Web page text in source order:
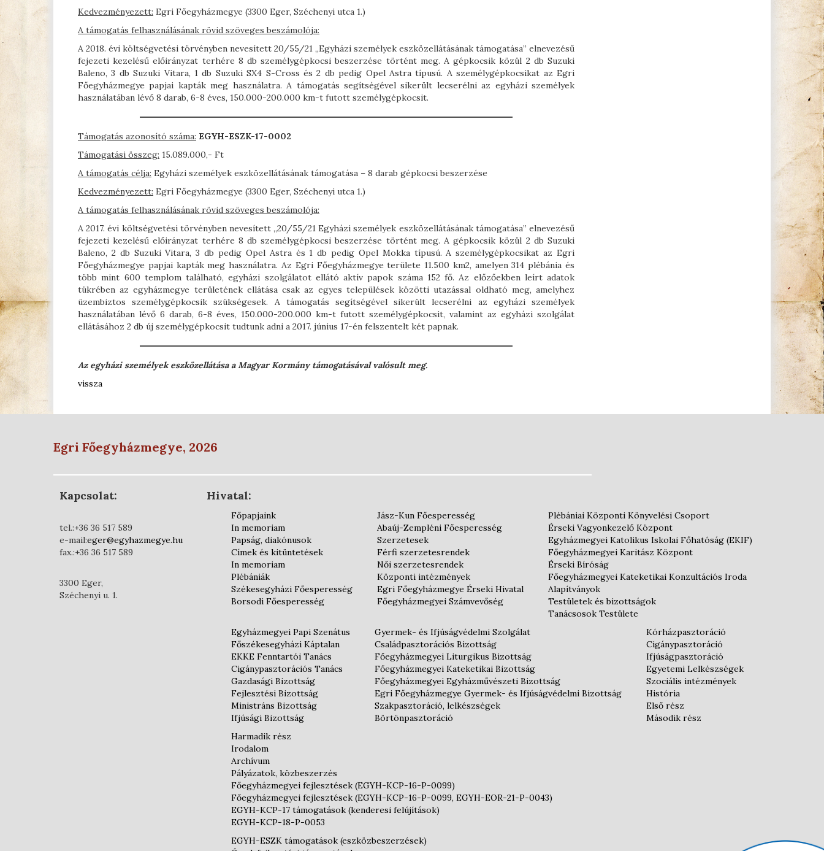
Kedvezményezett: Egri Főegyházmegye (3300 Eger, Széchenyi utca 1.)
A támogatás felhasználásának rövid szöveges beszámolója:
A 2018. évi költségvetési törvényben nevesített 20/55/21 „Egyházi személyek eszközellátásának támogatása” elnevezésű
fejezeti kezelésű előirányzat terhére 8 db személygépkocsi beszerzése történt meg. A gépkocsik közül 2 db Suzuki
Baleno, 3 db Suzuki Vitara, 1 db Suzuki SX4 S-Cross és 2 db pedig Opel Astra típusú. A személygépkocsikat az Egri
Főegyházmegye papjai kapták meg használatra. A támogatás segítségével sikerült lecserélni az egyházi személyek
használatában lévő 8 darab, 6-8 éves, 150.000-200.000 km-t futott személygépkocsit.
Támogatás azonosító száma: EGYH-ESZK-17-0002
Támogatási összeg: 15.089.000,- Ft
A támogatás célja: Egyházi személyek eszközellátásának támogatása – 8 darab gépkocsi beszerzése
Kedvezményezett: Egri Főegyházmegye (3300 Eger, Széchenyi utca 1.)
A támogatás felhasználásának rövid szöveges beszámolója:
A 2017. évi költségvetési törvényben nevesített „20/55/21 Egyházi személyek eszközellátásának támogatása” elnevezésű
fejezeti kezelésű előirányzat terhére 8 db személygépkocsi beszerzése történt meg. A gépkocsik közül 2 db Suzuki
Baleno, 2 db Suzuki Vitara, 3 db pedig Opel Astra és 1 db pedig Opel Mokka típusú. A személygépkocsikat az Egri
Főegyházmegye papjai kapták meg használatra. Az Egri Főegyházmegye területe 11.500 km2, amelyen 314 plébánia és
több mint 600 templom található, egyházi szolgálatot ellátó aktív papok száma 152 fő. Az előzőekben leírt adatok
tükrében az egyházmegye területének ellátása csak az egyes települések közötti utazással oldható meg, amelyhez
üzembiztos személygépkocsik szükségesek. A támogatás segítségével sikerült lecserélni az egyházi személyek
használatában lévő 6 darab, 6-8 éves, 150.000-200.000 km-t futott személygépkocsit, valamint az egyházi szolgálat
ellátásához 2 db új személygépkocsit tudtunk adni a 2017. június 17-én felszentelt két papnak.
Az egyházi személyek eszközellátása a Magyar Kormány támogatásával valósult meg.
vissza
Egri Főegyházmegye, 2026
Kapcsolat:
tel.:+36 36 517 589
e-mail:eger@egyhazmegye.hu
fax.:+36 36 517 589
3300 Eger,
Széchenyi u. 1.
Hivatal:
Főpapjaink
In memoriam
Papság, diakónusok
Címek és kitüntetések
In memoriam
Plébániák
Székesegyházi Főesperesség
Borsodi Főesperesség
Jász-Kun Főesperesség
Abaúj-Zempléni Főesperesség
Szerzetesek
Férfi szerzetesrendek
Női szerzetesrendek
Központi intézmények
Egri Főegyházmegye Érseki Hivatal
Főegyházmegyei Számvevőség
Plébániai Központi Könyvelési Csoport
Érseki Vagyonkezelő Központ
Egyházmegyei Katolikus Iskolai Főhatóság (EKIF)
Főegyházmegyei Karitász Központ
Érseki Bíróság
Főegyházmegyei Kateketikai Konzultációs Iroda
Alapítványok
Testületek és bizottságok
Tanácsosok Testülete
Egyházmegyei Papi Szenátus
Főszékesegyházi Káptalan
EKKE Fenntartói Tanács
Cigánypasztorációs Tanács
Gazdasági Bizottság
Fejlesztési Bizottság
Ministráns Bizottság
Ifjúsági Bizottság
Gyermek- és Ifjúságvédelmi Szolgálat
Családpasztorációs Bizottság
Főegyházmegyei Liturgikus Bizottság
Főegyházmegyei Kateketikai Bizottság
Főegyházmegyei Egyházművészeti Bizottság
Egri Főegyházmegye Gyermek- és Ifjúságvédelmi Bizottság
Szakpasztoráció, lelkészségek
Börtönpasztoráció
Kórházpasztoráció
Cigánypasztoráció
Ifjúságpasztoráció
Egyetemi Lelkészségek
Szociális intézmények
História
Első rész
Második rész
Harmadik rész
Irodalom
Archívum
Pályázatok, közbeszerzés
Főegyházmegyei fejlesztések (EGYH-KCP-16-P-0099)
Főegyházmegyei fejlesztések (EGYH-KCP-16-P-0099, EGYH-EOR-21-P-0043)
EGYH-KCP-17 támogatások (kenderesi felújítások)
EGYH-KCP-18-P-0053
EGYH-ESZK támogatások (eszközbeszerzések)